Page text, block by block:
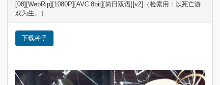
[08][WebRip][1080P][AVC 8bit][简日双语][v2]（检索用：以死亡游
戏为生。）
下载种子